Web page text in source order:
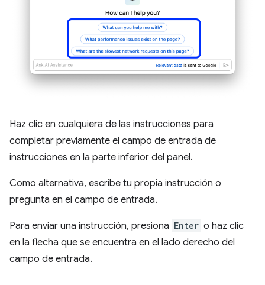
Haz clic en cualquiera de las instrucciones para
completar previamente el campo de entrada de
instrucciones en la parte inferior del panel.
Como alternativa, escribe tu propia instrucción o
pregunta en el campo de entrada.
Para enviar una instrucción, presiona Enter o haz clic
en la flecha que se encuentra en el lado derecho del
campo de entrada.